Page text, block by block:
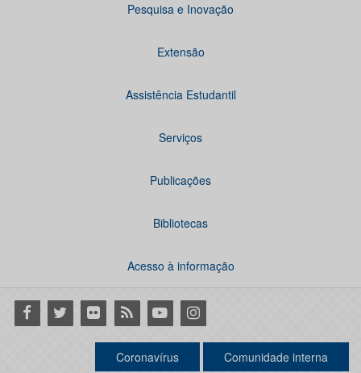
Pesquisa e Inovação
Extensão
Assistência Estudantil
Serviços
Publicações
Bibliotecas
Acesso à informação
Facebook
Twitter Flickr RSS YoutubeInstagram
Coronavírus Comunidade interna